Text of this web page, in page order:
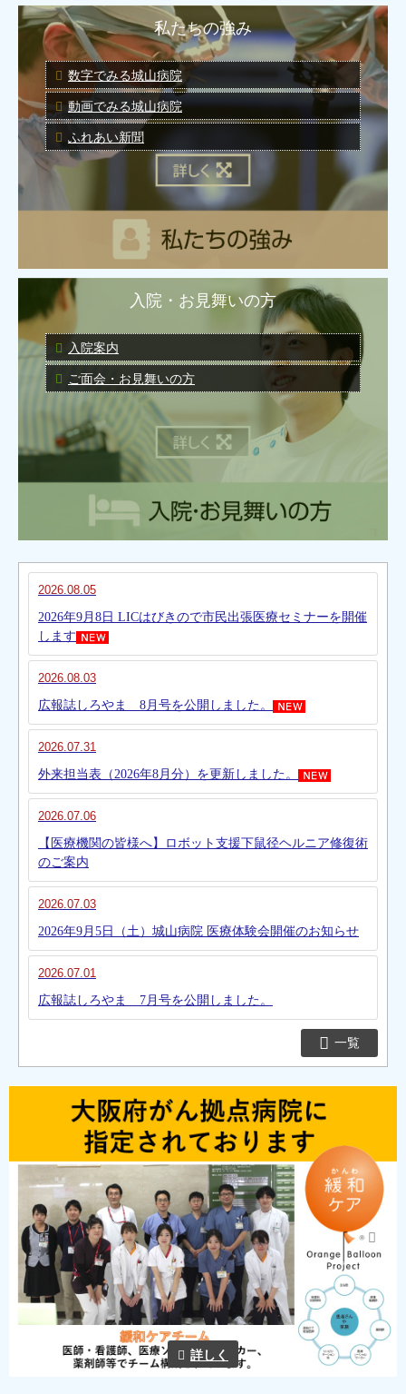
私たちの強み
数字でみる城山病院
動画でみる城山病院
ふれあい新聞
入院・お見舞いの方
入院案内
ご面会・お見舞いの方
2026.08.05
2026年9月8日 LICはびきので市民出張医療セミナーを開催
します
2026.08.03
広報誌しろやま 8月号を公開しました。
2026.07.31
外来担当表（2026年8月分）を更新しました。
2026.07.06
【医療機関の皆様へ】ロボット支援下鼠径ヘルニア修復術
のご案内
2026.07.03
2026年9月5日（土）城山病院 医療体験会開催のお知らせ
2026.07.01
広報誌しろやま 7月号を公開しました。
一覧
詳しく
Previous